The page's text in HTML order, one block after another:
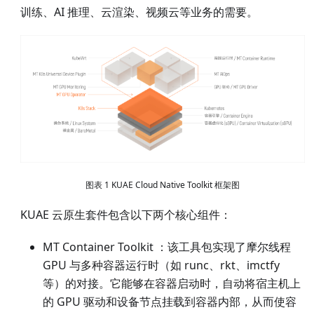
训练、AI 推理、云渲染、视频云等业务的需要。
图表 1 KUAE Cloud Native Toolkit 框架图
KUAE 云原生套件包含以下两个核心组件：
MT Container Toolkit ：该工具包实现了摩尔线程
GPU 与多种容器运行时（如 runc、rkt、imctfy
等）的对接。它能够在容器启动时，自动将宿主机上
的 GPU 驱动和设备节点挂载到容器内部，从而使容